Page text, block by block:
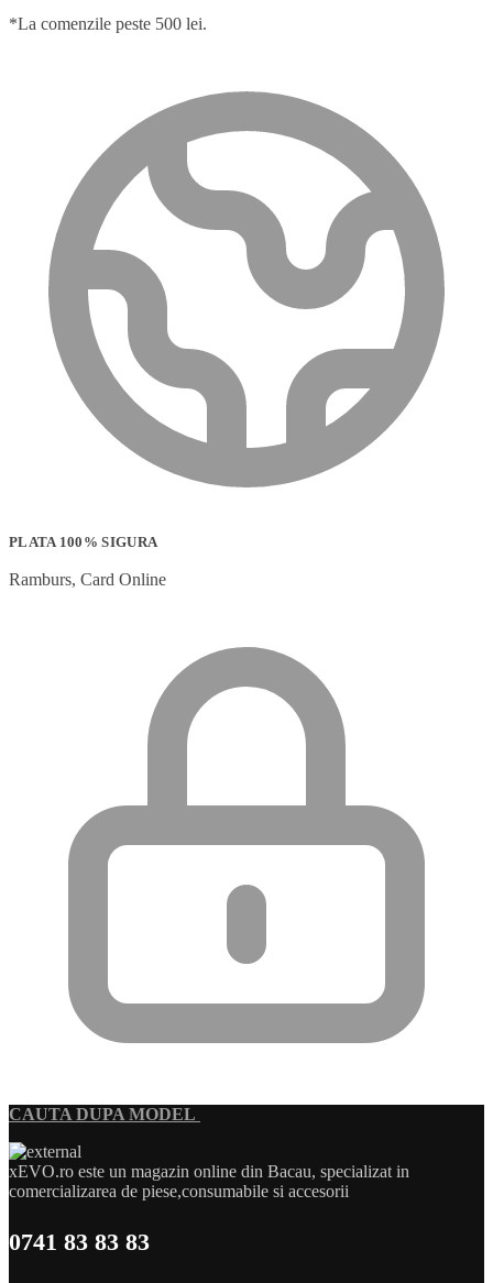
*La comenzile peste 500 lei.
PLATA 100% SIGURA
Ramburs, Card Online
CAUTA DUPA MODEL
xEVO.ro este un magazin online din Bacau, specializat in
comercializarea de piese,consumabile si accesorii
0741 83 83 83